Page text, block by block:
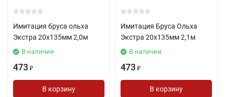
Имитация бруса ольха
Экстра 20х135мм 2,0м
В наличии
473 ₽
В корзину
Имитация Бруса Ольха
Экстра 20х135мм 2,1м
В наличии
473 ₽
В корзину